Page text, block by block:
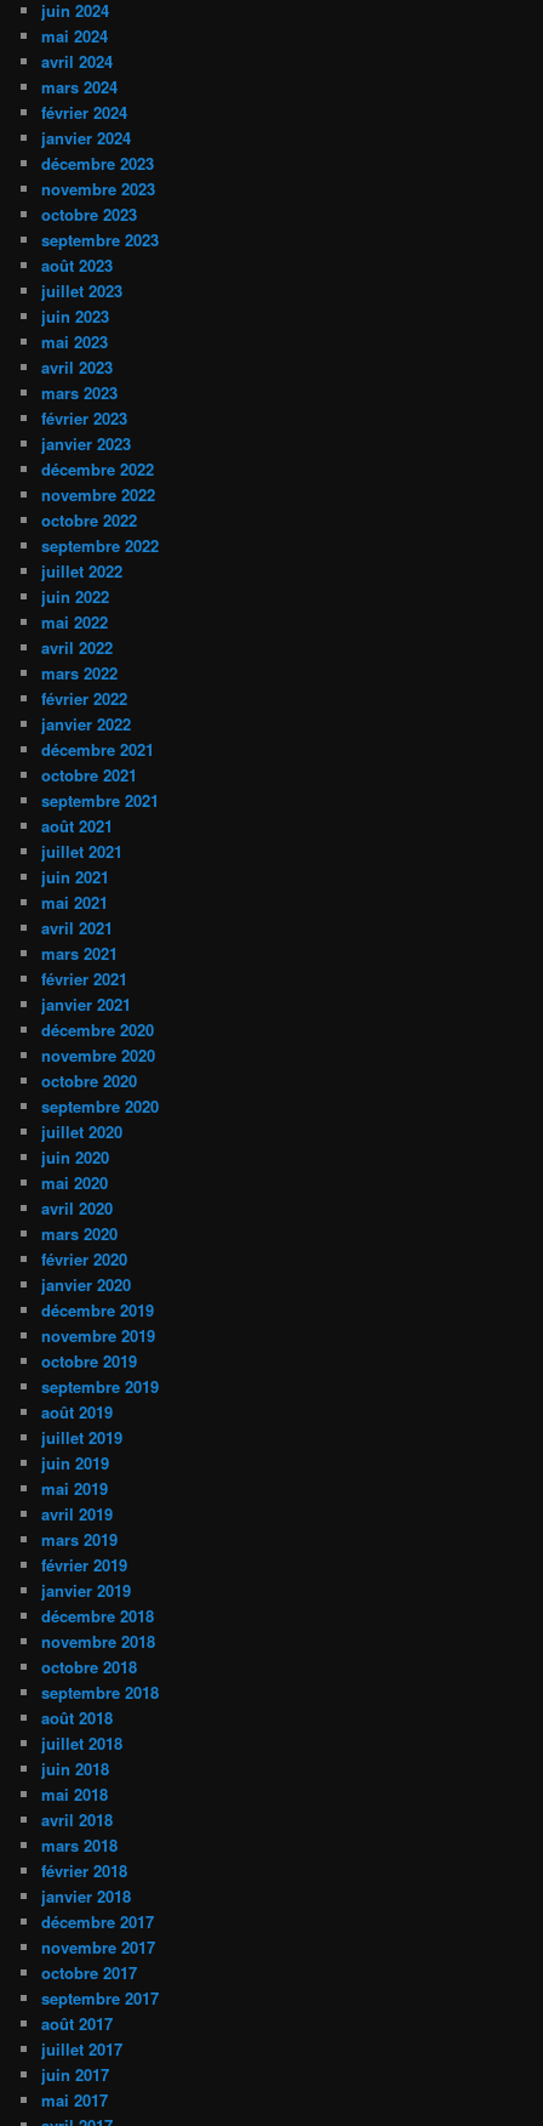
juin 2024
mai 2024
avril 2024
mars 2024
février 2024
janvier 2024
décembre 2023
novembre 2023
octobre 2023
septembre 2023
août 2023
juillet 2023
juin 2023
mai 2023
avril 2023
mars 2023
février 2023
janvier 2023
décembre 2022
novembre 2022
octobre 2022
septembre 2022
juillet 2022
juin 2022
mai 2022
avril 2022
mars 2022
février 2022
janvier 2022
décembre 2021
octobre 2021
septembre 2021
août 2021
juillet 2021
juin 2021
mai 2021
avril 2021
mars 2021
février 2021
janvier 2021
décembre 2020
novembre 2020
octobre 2020
septembre 2020
juillet 2020
juin 2020
mai 2020
avril 2020
mars 2020
février 2020
janvier 2020
décembre 2019
novembre 2019
octobre 2019
septembre 2019
août 2019
juillet 2019
juin 2019
mai 2019
avril 2019
mars 2019
février 2019
janvier 2019
décembre 2018
novembre 2018
octobre 2018
septembre 2018
août 2018
juillet 2018
juin 2018
mai 2018
avril 2018
mars 2018
février 2018
janvier 2018
décembre 2017
novembre 2017
octobre 2017
septembre 2017
août 2017
juillet 2017
juin 2017
mai 2017